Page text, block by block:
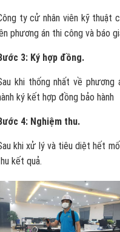
ty cử nhân viên kỹ thuật
phương án thi công và báo
3: Ký hợp đồng.
khi thống nhất về
ký kết hợp đồng bảo hành
4: Nghiệm thu.
khi xử lý và tiêu diệt hết
kết quả.